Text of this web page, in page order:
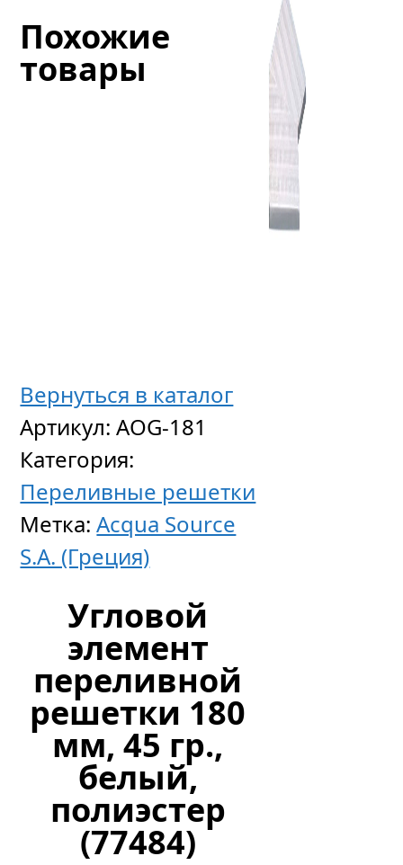
Вернуться в каталог
Артикул:AOG-181
Категория:
Переливные решетки
Метка:Acqua Source
S.A. (Греция)
Угловой
элемент
переливной
решетки 180
мм, 45 гр.,
белый,
полиэстер
(77484)
Похожие
товары